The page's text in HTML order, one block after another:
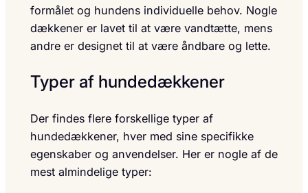
formålet og hundens individuelle behov. Nogle
dækkener er lavet til at være vandtætte, mens
andre er designet til at være åndbare og lette.
Typer af hundedækkener
Der findes flere forskellige typer af
hundedækkener, hver med sine specifikke
egenskaber og anvendelser. Her er nogle af de
mest almindelige typer: